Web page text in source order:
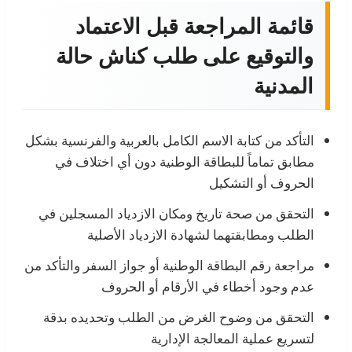
قائمة المراجعة قبل الاعتماد
والتوقيع على طلب كناش حالة
المدنية
التأكد من كتابة الاسم الكامل بالعربية والفرنسية بشكل
مطابق تماماً للبطاقة الوطنية دون أي اختلاف في
الحروف أو التشكيل
التحقق من صحة تاريخ ومكان الازدياد المسجلين في
الطلب ومطابقتهما لشهادة الازدياد الأصلية
مراجعة رقم البطاقة الوطنية أو جواز السفر والتأكد من
عدم وجود أخطاء في الأرقام أو الحروف
التحقق من وضوح الغرض من الطلب وتحديده بدقة
لتسريع عملية المعالجة الإدارية